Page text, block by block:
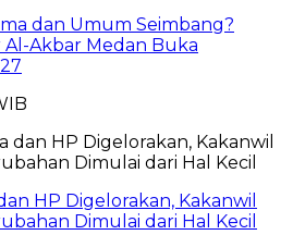
dan Umum Seimbang?
Akbar Medan Buka
HP Digelorakan, Kakanwil
Dimulai dari Hal Kecil